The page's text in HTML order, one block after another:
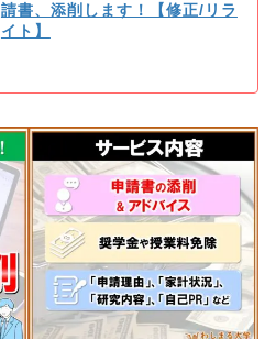
請書、添削します！【修正/リラ
イト】